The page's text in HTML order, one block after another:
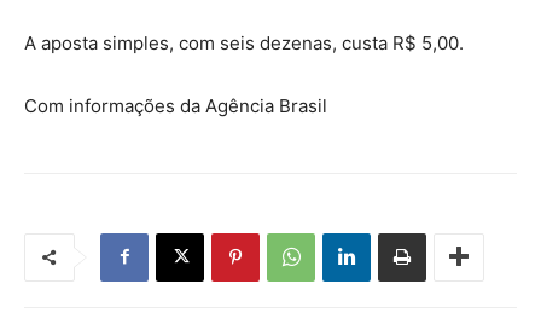
A aposta simples, com seis dezenas, custa R$ 5,00.
Com informações da Agência Brasil